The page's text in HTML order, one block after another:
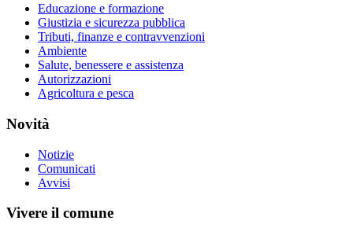
Educazione e formazione
Giustizia e sicurezza pubblica
Tributi, finanze e contravvenzioni
Ambiente
Salute, benessere e assistenza
Autorizzazioni
Agricoltura e pesca
Novità
Notizie
Comunicati
Avvisi
Vivere il comune